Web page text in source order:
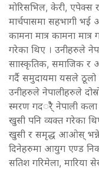
मोरिसभिल, केरी, एपेक्स र
मार्चपासमा सहभागी
कामना मात्र कामना
गरेका थिए । उनीहरुले
साास्कृतिक, समाजिक र
गर्दै समुदायमा यसले ठूलो
उनीहरुले नेपालीहरुले
स्मरण गदर्ैै नेपाली कला
खुसी पनि व्यक्त गरेका
खुसी र समृद्ध आओस् भन्ने
दिनेहरुमा आयुग एण्ड
सतिश गरिमेला, मारिया